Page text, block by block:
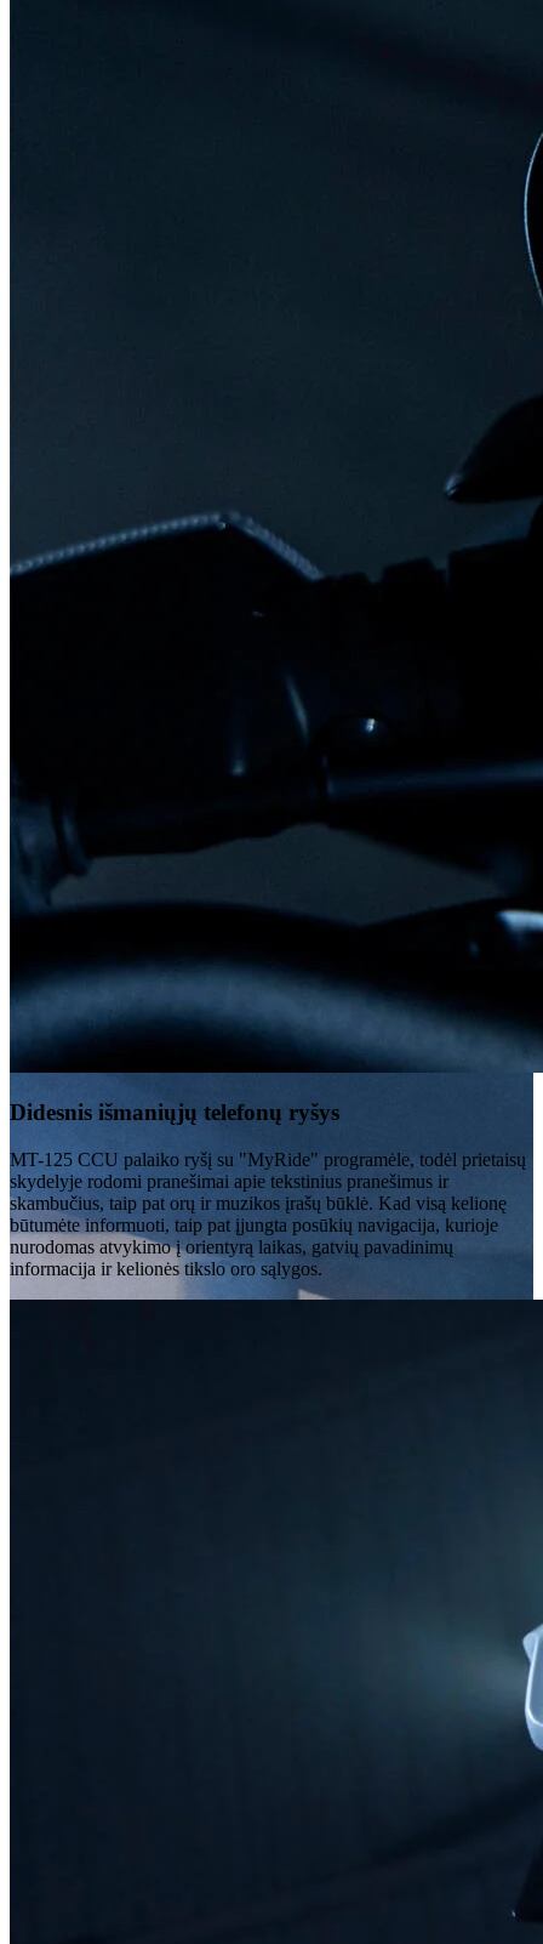
Didesnis išmaniųjų telefonų ryšys
MT-125 CCU palaiko ryšį su "MyRide" programėle, todėl prietaisų
skydelyje rodomi pranešimai apie tekstinius pranešimus ir
skambučius, taip pat orų ir muzikos įrašų būklė. Kad visą kelionę
būtumėte informuoti, taip pat įjungta posūkių navigacija, kurioje
nurodomas atvykimo į orientyrą laikas, gatvių pavadinimų
informacija ir kelionės tikslo oro sąlygos.